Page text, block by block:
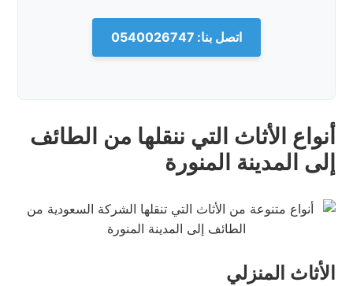
اتصل بنا: 0540026747
أنواع الأثاث التي ننقلها من الطائف
إلى المدينة المنورة
الأثاث المنزلي